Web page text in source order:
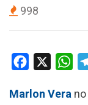
998
c
W
a
Marlon Vera